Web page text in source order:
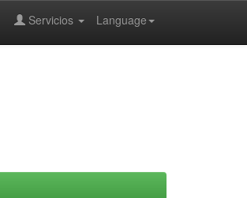
Language
Servicios